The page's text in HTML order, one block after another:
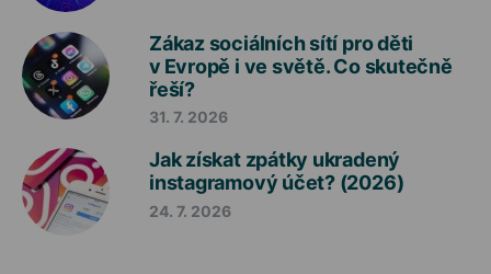
Zákaz sociálních sítí pro děti
v Evropě i ve světě. Co skutečně
řeší?
31. 7. 2026
Jak získat zpátky ukradený
instagramový účet? (2026)
24. 7. 2026